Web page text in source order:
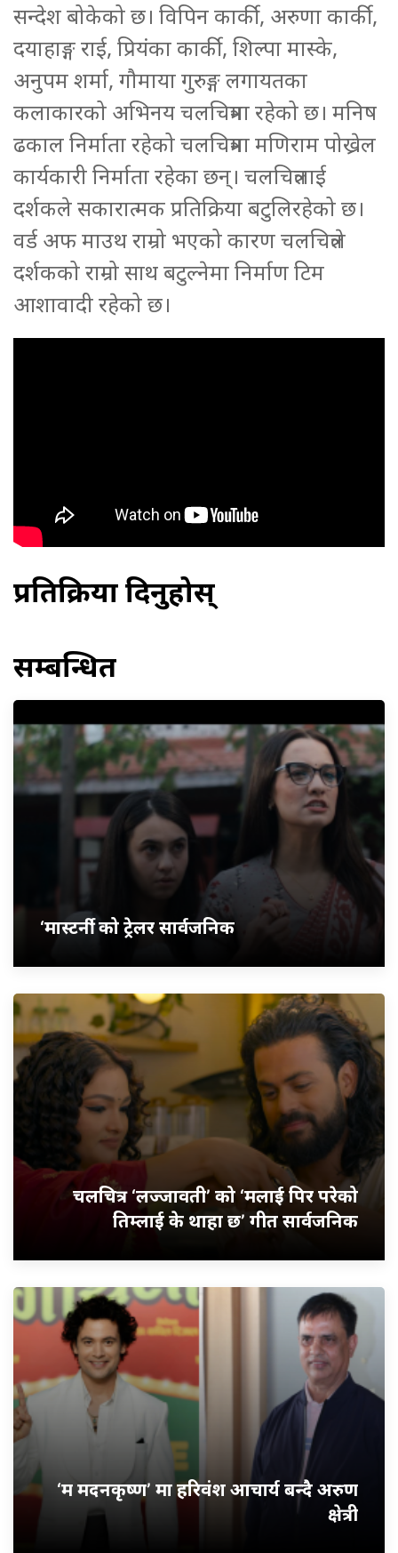
सन्देश बोकेको छ। विपिन कार्की, अरुणा कार्की,
दयाहाङ्ग राई, प्रियंका कार्की, शिल्पा मास्के,
अनुपम शर्मा, गौमाया गुरुङ्ग लगायतका
कलाकारको अभिनय चलचित्रमा रहेको छ। मनिष
ढकाल निर्माता रहेको चलचित्रमा मणिराम पोख्रेल
कार्यकारी निर्माता रहेका छन्। चलचित्रलाई
दर्शकले सकारात्मक प्रतिक्रिया बटुलिरहेको छ।
वर्ड अफ माउथ राम्रो भएको कारण चलचित्रले
दर्शकको राम्रो साथ बटुल्नेमा निर्माण टिम
आशावादी रहेको छ।
प्रतिक्रिया दिनुहोस्
सम्बन्धित
‘मास्टर्नी’ को ट्रेलर सार्वजनिक
चलचित्र ‘लज्जावती’ को ‘मलाई पिर परेको
तिम्लाई के थाहा छ’ गीत सार्वजनिक
‘म मदनकृष्ण’ मा हरिवंश आचार्य बन्दै अरुण
क्षेत्री